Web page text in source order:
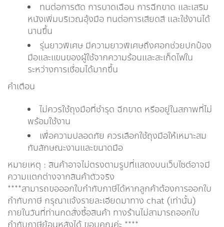
ทนต่อการตัด การบาดเฉือน การฉีกขาด และเสริม
หนังเพิ่มบริเวณอุ้งมือ ทนต่อการเสียดสี และใช้งานได้
นานขึ้น
รุ่นยาวพิเศษ มีความยาวพิเศษถึงศอกช่วยปกป้อง
มือและแขนของผู้ใช้จากความร้อนและสะเก็ดไฟใน
ระหว่างการเชื่อมได้มากขึ้น
คำเตือน
ไม่ควรใช้ถุงมือที่ชำรุด ฉีกขาด หรืออยู่ในสภาพที่ไม่
พร้อมใช้งาน
เพื่อความปลอดภัย ควรเลือกใช้ถุงมือให้เหมาะสม
กับลักษณะงานและขนาดมือ
หมายเหตุ : สินค้าอาจไม่ตรงตามรูปที่แสดงบนเว็บไซต์อาจมี
ความแตกต่างจากสินค้าตัวจริง
****สามารถขอออกใบกำกับภาษีได้หากลูกค้าต้องการออกใบ
กำกับภาษี กรุณาเเจ้งรายละเอียดมาทาง chat (เท่านั้น)
ภายในวันที่ท่านกดสั่งซื้อสินค้า ทางร้านไม่สามารถออกใบ